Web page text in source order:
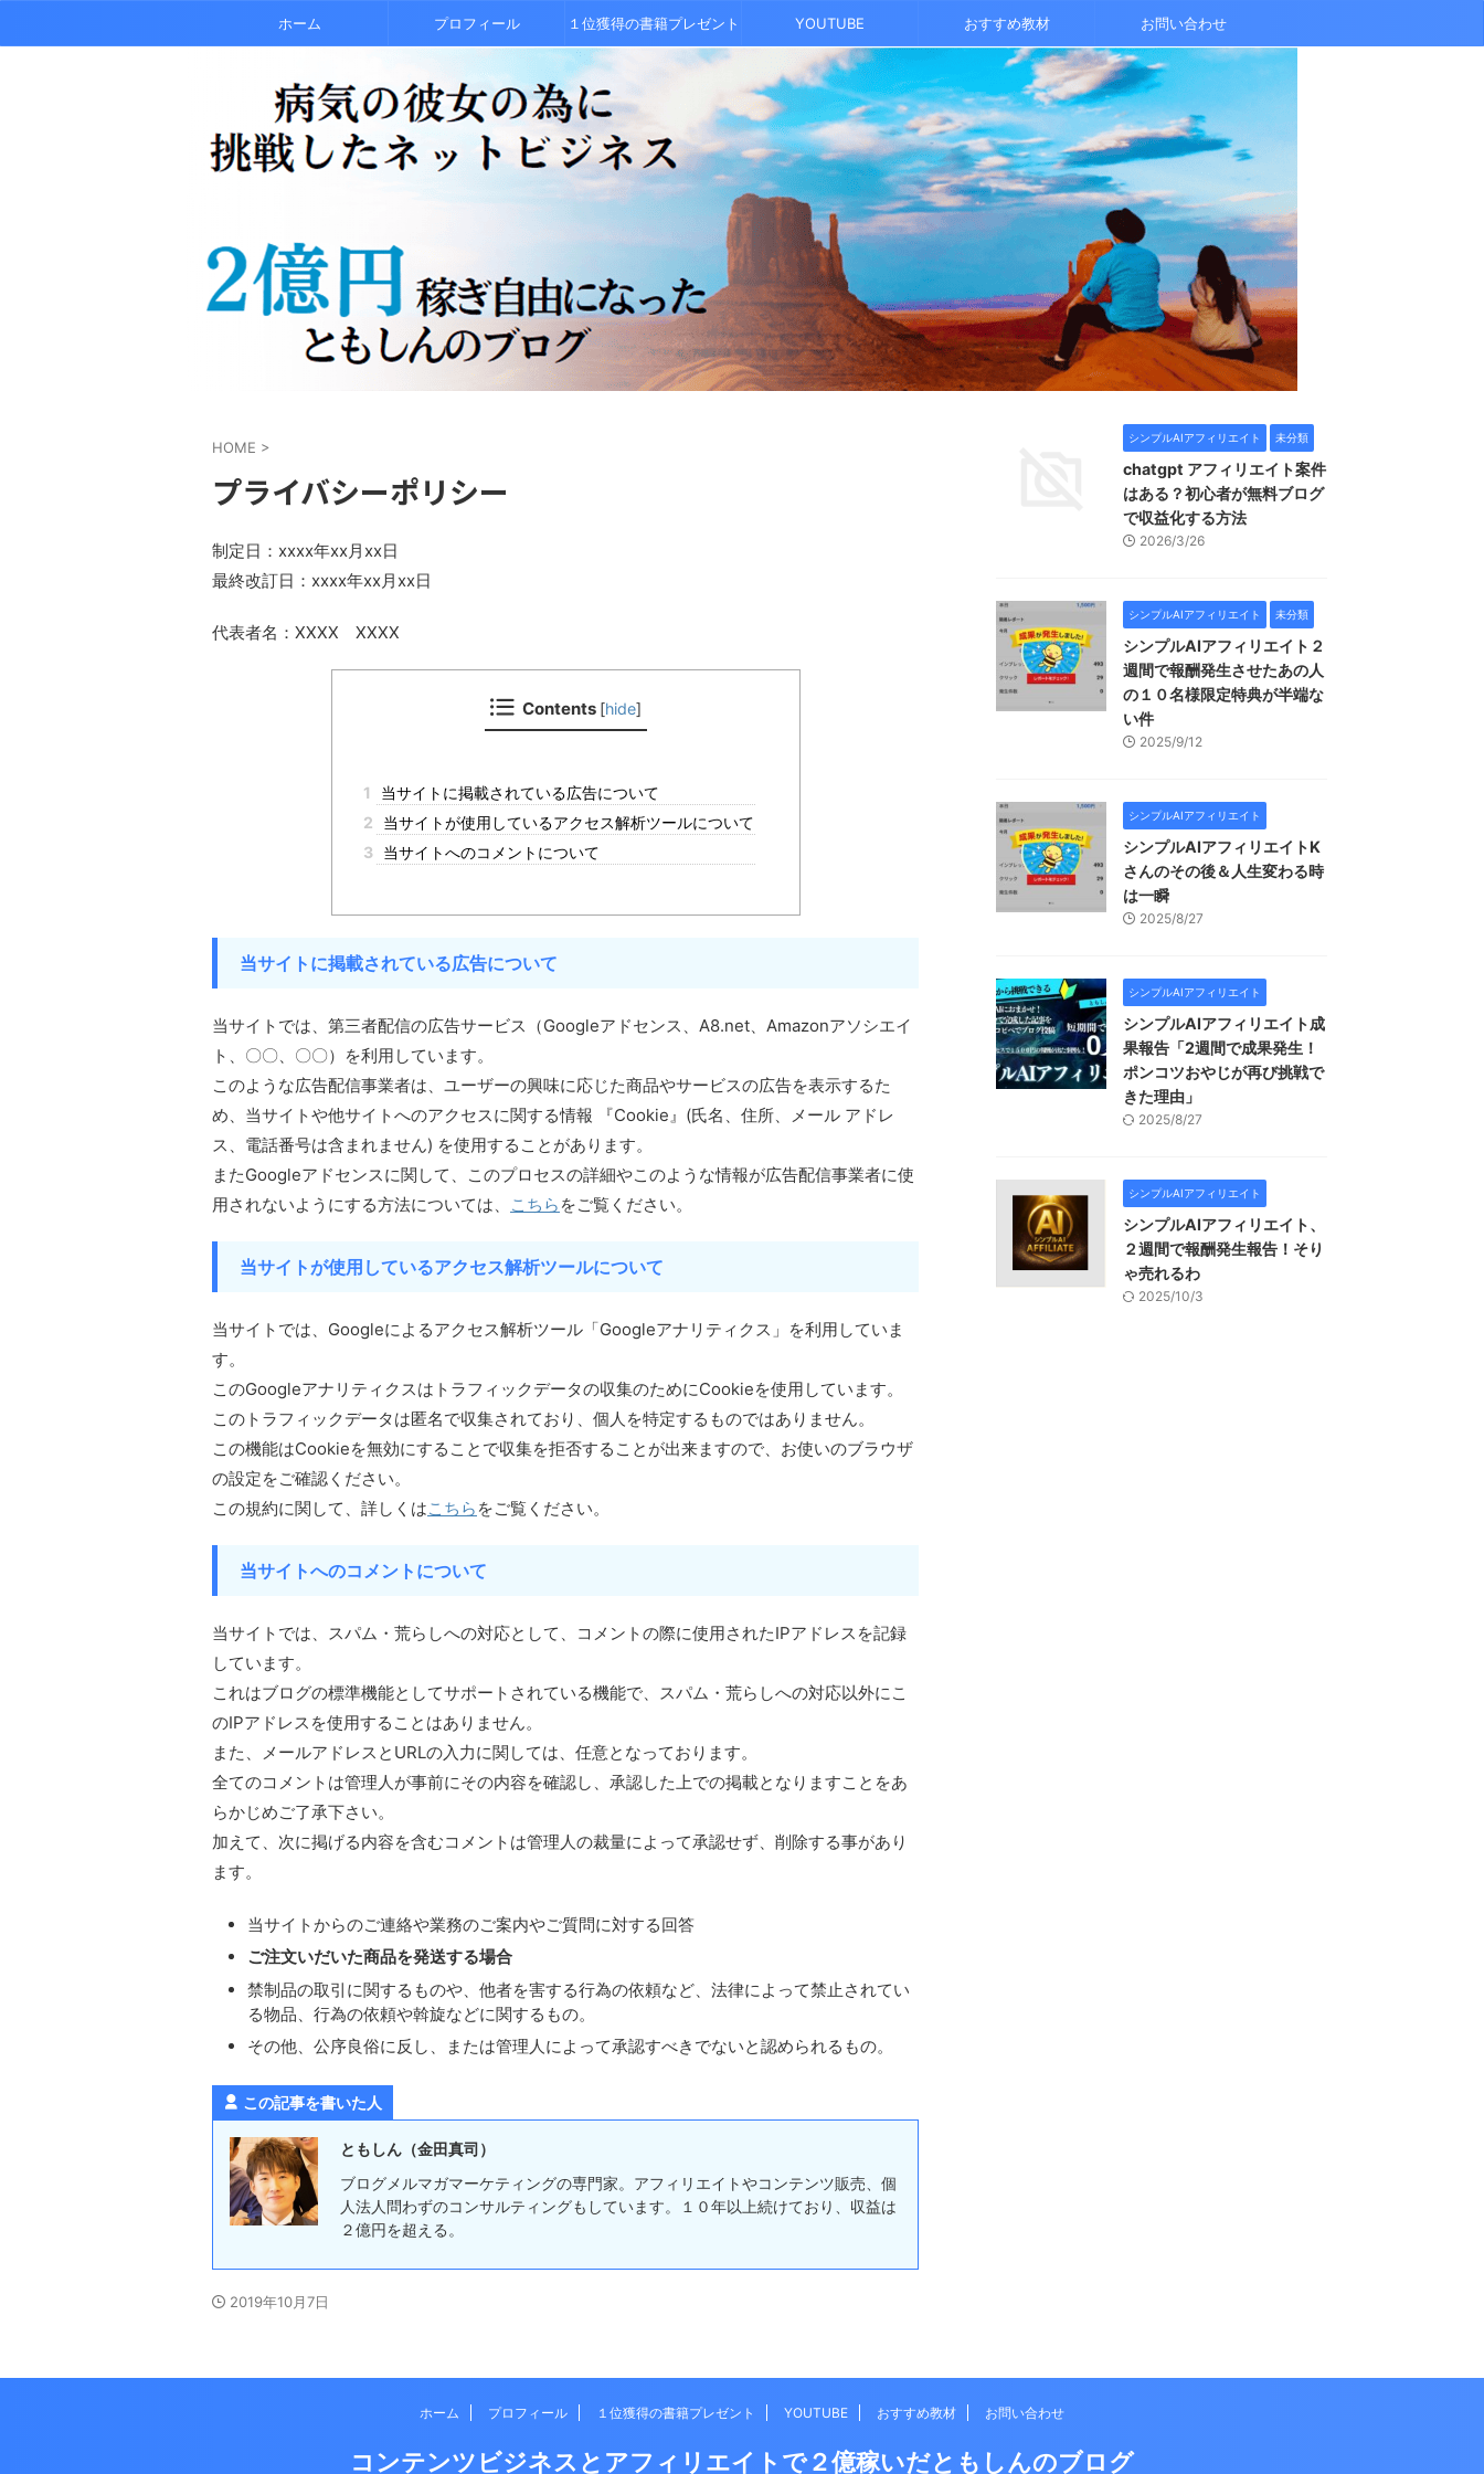
ホーム プロフィール １位獲得の書籍プレゼント YOUTUBE おすすめ教材 お問い合わせ
HOME >
プライバシーポリシー
制定日：xxxx年xx月xx日
最終改訂日：xxxx年xx月xx日
代表者名：XXXX XXXX
Contents [hide]
1
当サイトに掲載されている広告について
2
当サイトが使用しているアクセス解析ツールについて
3 当サイトへのコメントについて
当サイトに掲載されている広告について
当サイトでは、第三者配信の広告サービス（Googleアドセンス、A8.net、Amazonアソシエイ
ト、〇〇、〇〇）を利用しています。
このような広告配信事業者は、ユーザーの興味に応じた商品やサービスの広告を表示するた
め、当サイトや他サイトへのアクセスに関する情報 『Cookie』(氏名、住所、メール アドレ
ス、電話番号は含まれません) を使用することがあります。
またGoogleアドセンスに関して、このプロセスの詳細やこのような情報が広告配信事業者に使
用されないようにする方法については、
こちら をご覧ください。
当サイトが使用しているアクセス解析ツールについて
当サイトでは、Googleによるアクセス解析ツール「Googleアナリティクス」を利用していま
す。
このGoogleアナリティクスはトラフィックデータの収集のためにCookieを使用しています。
このトラフィックデータは匿名で収集されており、個人を特定するものではありません。
この機能はCookieを無効にすることで収集を拒否することが出来ますので、お使いのブラウザ
の設定をご確認ください。
この規約に関して、詳しくはこちら をご覧ください。
当サイトへのコメントについて
当サイトでは、スパム・荒らしへの対応として、コメントの際に使用されたIPアドレスを記録
しています。
これはブログの標準機能としてサポートされている機能で、スパム・荒らしへの対応以外にこ
のIPアドレスを使用することはありません。
また、メールアドレスとURLの入力に関しては、任意となっております。
全てのコメントは管理人が事前にその内容を確認し、承認した上での掲載となりますことをあ
らかじめご了承下さい。
加えて、次に掲げる内容を含むコメントは管理人の裁量によって承認せず、削除する事があり
ます。
当サイトからのご連絡や業務のご案内やご質問に対する回答
ご注文いだいた商品を発送する場合
禁制品の取引に関するものや、他者を害する行為の依頼など、法律によって禁止されてい
る物品、行為の依頼や斡旋などに関するもの。
その他、公序良俗に反し、または管理人によって承認すべきでないと認められるもの。
この記事を書いた人
ともしん（金田真司）
ブログメルマガマーケティングの専門家。アフィリエイトやコンテンツ販売、個
人法人問わずのコンサルティングもしています。１０年以上続けており、収益は
２億円を超える。
2019年10月7日
シンプルAIアフィリエイト 未分類
chatgpt アフィリエイト案件
はある？初心者が無料ブログ
で収益化する方法
2026/3/26
シンプルAIアフィリエイト 未分類
シンプルAIアフィリエイト２
週間で報酬発生させたあの人
の１０名様限定特典が半端な
い件
2025/9/12
シンプルAIアフィリエイト
シンプルAIアフィリエイトK
さんのその後＆人生変わる時
は一瞬
2025/8/27
シンプルAIアフィリエイト
シンプルAIアフィリエイト成
果報告「2週間で成果発生！
ポンコツおやじが再び挑戦で
きた理由」
2025/8/27
シンプルAIアフィリエイト
シンプルAIアフィリエイト、
２週間で報酬発生報告！そり
ゃ売れるわ
2025/10/3
ホーム プロフィール １位獲得の書籍プレゼント YOUTUBE おすすめ教材 お問い合わせ
コンテンツビジネスとアフィリエイトで２億稼いだともしんのブログ